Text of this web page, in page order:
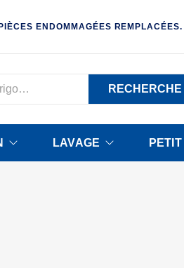
PIÈCES ENDOMMAGÉES REMPLACÉES.
RECHERCHE
LAVAGE